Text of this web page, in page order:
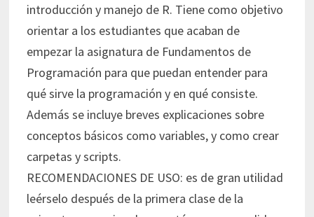
introducción y manejo de R. Tiene como objetivo
orientar a los estudiantes que acaban de
empezar la asignatura de Fundamentos de
Programación para que puedan entender para
qué sirve la programación y en qué consiste.
Además se incluye breves explicaciones sobre
conceptos básicos como variables, y como crear
carpetas y scripts.
RECOMENDACIONES DE USO: es de gran utilidad
leérselo después de la primera clase de la